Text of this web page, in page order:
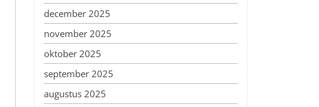
december 2025
november 2025
oktober 2025
september 2025
augustus 2025